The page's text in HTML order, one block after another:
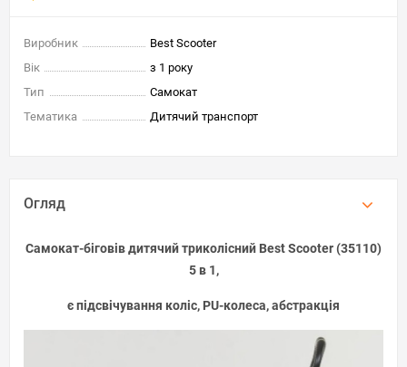
Виробник
Best Scooter
Вік
з 1 року
Тип
Самокат
Тематика
Дитячий транспорт
Огляд
Самокат-біговів дитячий триколісний Best Scooter (35110)
5 в 1,
є підсвічування коліс, PU-колеса, абстракція